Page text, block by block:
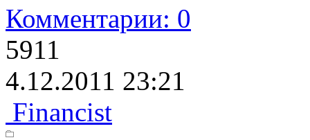
Комментарии: 0
5911
4.12.2011 23:21
Financist